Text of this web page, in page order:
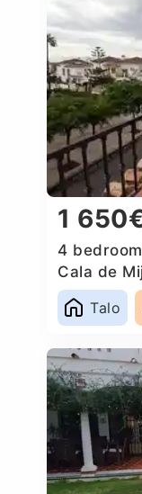
1
4
Cala de
Talo